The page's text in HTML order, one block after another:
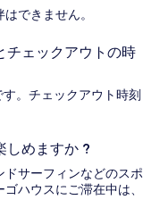
できません。
チェックアウトの時
。チェックアウト時刻
しめますか ?
サーフィンなどのスポ
ハウスにご滞在中は、